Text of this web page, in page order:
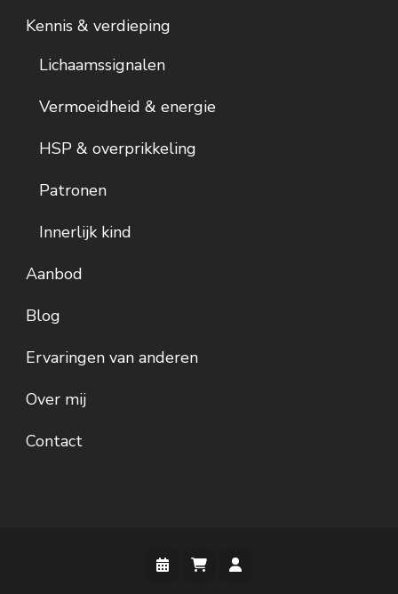
Kennis & verdieping
Lichaamssignalen
Vermoeidheid & energie
HSP & overprikkeling
Patronen
Innerlijk kind
Aanbod
Blog
Ervaringen van anderen
Over mij
Contact